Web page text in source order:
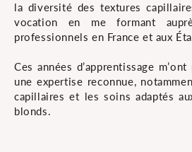
la diversité des textures
vocation en me formant
professionnels en France et aux
Ces années d’apprentissage
une expertise reconnue,
capillaires et les soins adaptés
blonds.